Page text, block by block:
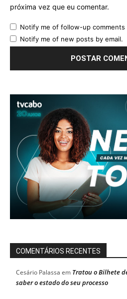
próxima vez que eu comentar.
Notify me of follow-up comments
Notify me of new posts by email.
COMENTÁRIOS RECENTES
Cesário Palassa em Tratou o Bilhete
saber o estado do seu processo